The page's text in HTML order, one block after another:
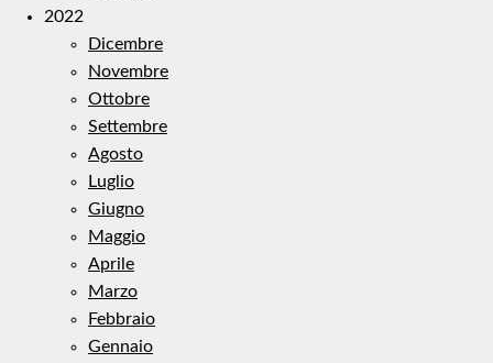
2022
Dicembre
Novembre
Ottobre
Settembre
Agosto
Luglio
Giugno
Maggio
Aprile
Marzo
Febbraio
Gennaio